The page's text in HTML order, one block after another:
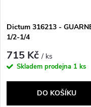
Dictum 316213 -
1/2-1/4
715 Kč/ ks
Skladem prodejna 1 ks
DO KOŠÍKU